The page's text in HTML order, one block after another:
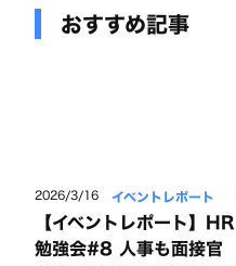
おすすめ記事
2026/3/16 イベントレポート
【イベントレポート】HR
勉強会#8 人事も面接官